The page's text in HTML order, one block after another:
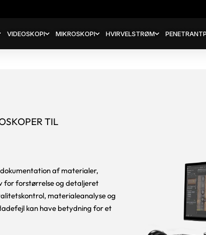
VIDEOSKOPI MIKROSKOPI HVIRVELSTRØM
TIL
dokumentation af materialer,
for forstørrelse og detaljeret
materialeanalyse og
kan have betydning for et